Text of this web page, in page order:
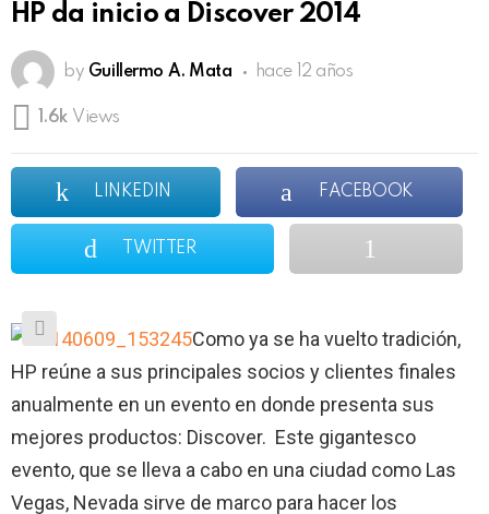
HP da inicio a Discover 2014
by Guillermo A. Mata hace 12 años
1.6k Views
LINKEDIN FACEBOOK
TWITTER
Como ya se ha vuelto tradición,
HP reúne a sus principales socios y clientes finales
anualmente en un evento en donde presenta sus
mejores productos: Discover. Este gigantesco
evento, que se lleva a cabo en una ciudad como Las
Vegas, Nevada sirve de marco para hacer los